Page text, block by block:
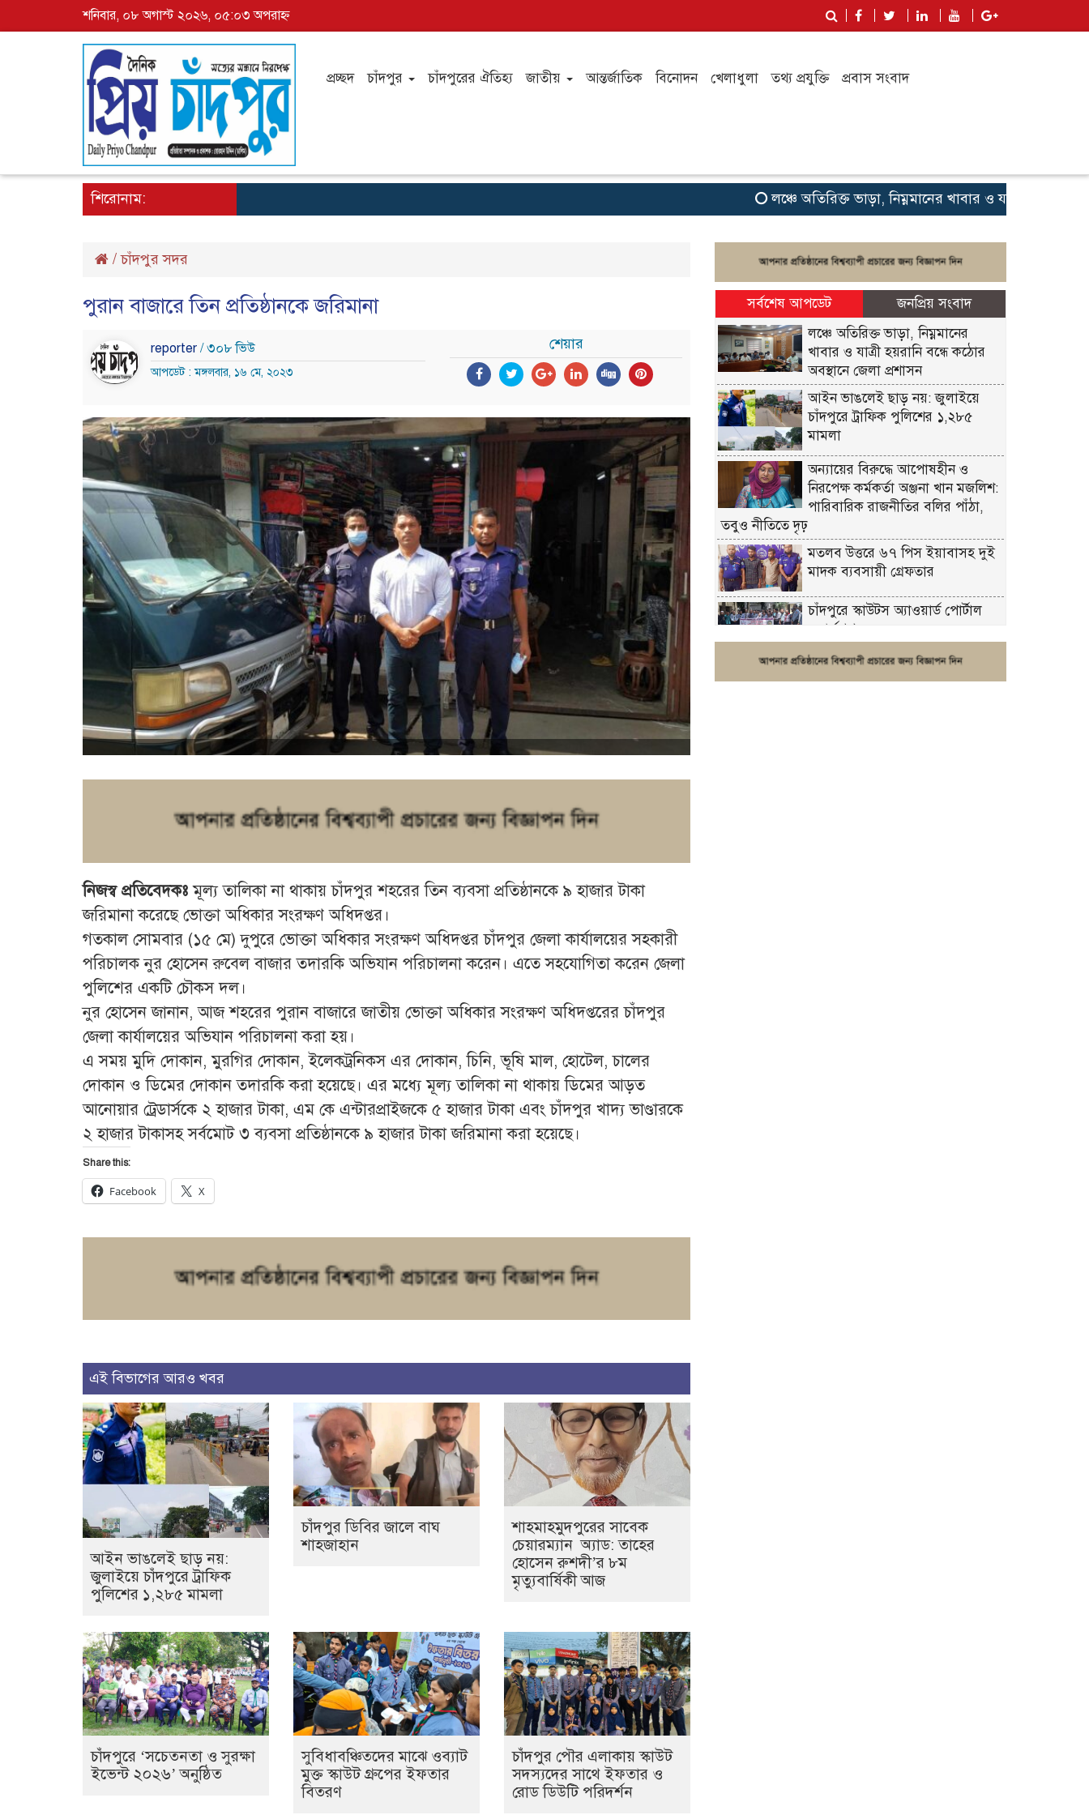
শনিবার, ০৮ অগাস্ট ২০২৬, ০৫:০৩ অপরাহ্ন
প্রচ্ছদ চাঁদপুর চাঁদপুরের ঐতিহ্য জাতীয় আন্তর্জাতিক বিনোদন খেলাধুলা তথ্য প্রযুক্তি প্রবাস সংবাদ
শিরোনাম: লঞ্চে অতিরিক্ত ভাড়া, নিম্নমানের খাবার ও যাত্রী হয়রানি
/চাঁদপুর সদর
পুরান বাজারে তিন প্রতিষ্ঠানকে জরিমানা
reporter / ৩০৮ ভিউ
আপডেট : মঙ্গলবার, ১৬ মে, ২০২৩
শেয়ার
নিজস্ব প্রতিবেদকঃ মূল্য তালিকা না থাকায় চাঁদপুর শহরের তিন ব্যবসা প্রতিষ্ঠানকে ৯ হাজার টাকা
জরিমানা করেছে ভোক্তা অধিকার সংরক্ষণ অধিদপ্তর।
গতকাল সোমবার (১৫ মে) দুপুরে ভোক্তা অধিকার সংরক্ষণ অধিদপ্তর চাঁদপুর জেলা কার্যালয়ের সহকারী
পরিচালক নুর হোসেন রুবেল বাজার তদারকি অভিযান পরিচালনা করেন। এতে সহযোগিতা করেন জেলা
পুলিশের একটি চৌকস দল।
নুর হোসেন জানান, আজ শহরের পুরান বাজারে জাতীয় ভোক্তা অধিকার সংরক্ষণ অধিদপ্তরের চাঁদপুর
জেলা কার্যালয়ের অভিযান পরিচালনা করা হয়।
এ সময় মুদি দোকান, মুরগির দোকান, ইলেকট্রনিকস এর দোকান, চিনি, ভূষি মাল, হোটেল, চালের
দোকান ও ডিমের দোকান তদারকি করা হয়েছে। এর মধ্যে মূল্য তালিকা না থাকায় ডিমের আড়ত
আনোয়ার ট্রেডার্সকে ২ হাজার টাকা, এম কে এন্টারপ্রাইজকে ৫ হাজার টাকা এবং চাঁদপুর খাদ্য ভাণ্ডারকে
২ হাজার টাকাসহ সর্বমোট ৩ ব্যবসা প্রতিষ্ঠানকে ৯ হাজার টাকা জরিমানা করা হয়েছে।
Share this:
Facebook X
এই বিভাগের আরও খবর
আইন ভাঙলেই ছাড় নয়:
জুলাইয়ে চাঁদপুরে ট্রাফিক
পুলিশের ১,২৮৫ মামলা
চাঁদপুর ডিবির জালে বাঘ
শাহজাহান
শাহমাহমুদপুরের সাবেক
চেয়ারম্যান অ্যাড: তাহের
হোসেন রুশদী’র ৮ম
মৃত্যুবার্ষিকী আজ
চাঁদপুরে ‘সচেতনতা ও সুরক্ষা
ইভেন্ট ২০২৬’ অনুষ্ঠিত
সুবিধাবঞ্চিতদের মাঝে ওব্যাট
মুক্ত স্কাউট গ্রুপের ইফতার
বিতরণ
চাঁদপুর পৌর এলাকায় স্কাউট
সদস্যদের সাথে ইফতার ও
রোড ডিউটি পরিদর্শন
সর্বশেষ আপডেট
জনপ্রিয় সংবাদ
লঞ্চে অতিরিক্ত ভাড়া, নিম্নমানের
খাবার ও যাত্রী হয়রানি বন্ধে কঠোর
অবস্থানে জেলা প্রশাসন
আইন ভাঙলেই ছাড় নয়: জুলাইয়ে
চাঁদপুরে ট্রাফিক পুলিশের ১,২৮৫
মামলা
অন্যায়ের বিরুদ্ধে আপোষহীন ও
নিরপেক্ষ কর্মকর্তা অঞ্জনা খান মজলিশ:
পারিবারিক রাজনীতির বলির পাঁঠা,
তবুও নীতিতে দৃঢ়
মতলব উত্তরে ৬৭ পিস ইয়াবাসহ দুই
মাদক ব্যবসায়ী গ্রেফতার
চাঁদপুরে স্কাউটস অ্যাওয়ার্ড পোর্টাল
ওয়ার্কশপ
ফরিদগঞ্জে চুরির আতঙ্ক: এক সপ্তাহে
২০টির বেশি ঘটনা, নিরাপত্তাহীনতায়